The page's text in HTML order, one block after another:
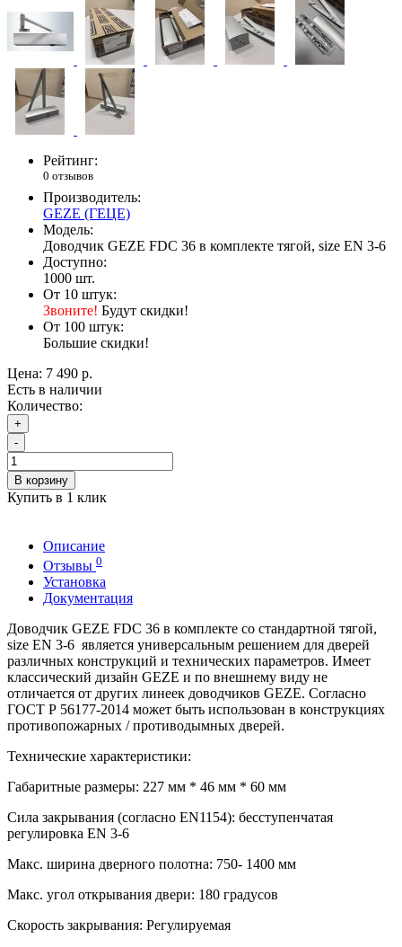
Рейтинг:
0 отзывов
Производитель:
GEZE (ГЕЦЕ)
Модель:
Доводчик GEZE FDC 36 в комплекте тягой, size EN 3-6
Доступно:
1000 шт.
От 10 штук:
Звоните! Будут скидки!
От 100 штук:
Большие скидки!
Цена: 7 490 р.
Есть в наличии
Количество:
+
-
В корзину
Купить в 1 клик
Описание
Отзывы 0
Установка
Документация
Доводчик GEZE FDC 36 в комплекте со стандартной тягой,
size EN 3-6 является универсальным решением для дверей
различных конструкций и технических параметров. Имеет
классический дизайн GEZE и по внешнему виду не
отличается от других линеек доводчиков GEZE. Согласно
ГОСТ Р 56177-2014 может быть использован в конструкциях
противопожарных / противодымных дверей.
Технические характеристики:
Габаритные размеры: 227 мм * 46 мм * 60 мм
Сила закрывания (согласно EN1154): бесступенчатая
регулировка EN 3-6
Макс. ширина дверного полотна: 750- 1400 мм
Макс. угол открывания двери: 180 градусов
Скорость закрывания: Регулируемая